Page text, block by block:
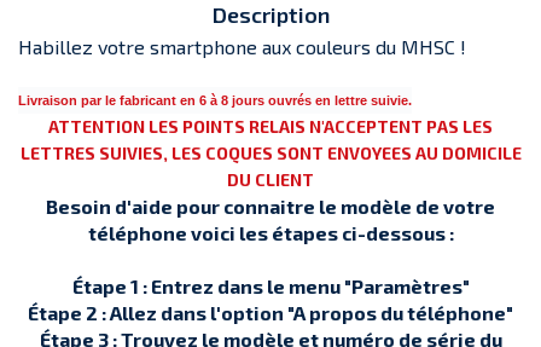
Description
Habillez votre smartphone aux couleurs du MHSC !
Livraison par le fabricant en 6 à 8 jours ouvrés en lettre suivie.
ATTENTION LES POINTS RELAIS N'ACCEPTENT PAS LES
LETTRES SUIVIES, LES COQUES SONT ENVOYEES AU DOMICILE
DU CLIENT
Besoin d'aide pour connaitre le modèle de votre
téléphone voici les étapes ci-dessous :
Étape 1 : Entrez dans le menu "Paramètres"
Étape 2 : Allez dans l'option "A propos du téléphone"
Étape 3 : Trouvez le modèle et numéro de série du